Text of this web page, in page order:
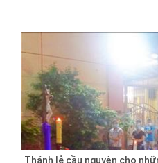
Thánh lễ cầu nguyện cho